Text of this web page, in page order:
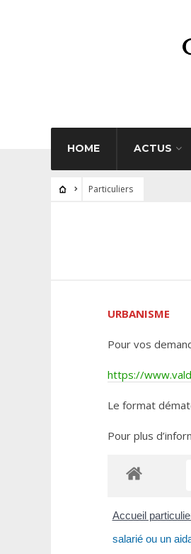
HOME ACTUS
Particuliers
URBANISME
Pour vos
https://
Le format
Pour plus
Accueil
salarié ou un